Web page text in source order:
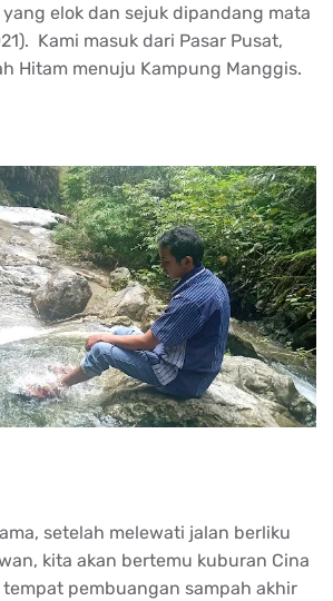
elok dan sejuk dipandang mata
Kami masuk dari Pasar Pusat,
Hitam menuju Kampung Manggis.
setelah melewati jalan berliku
kita akan bertemu kuburan Cina
pembuangan sampah akhir